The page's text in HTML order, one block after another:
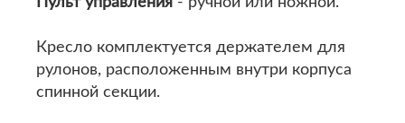
Кресло комплектуется держателем для
рулонов, расположенным внутри корпуса
спинной секции.